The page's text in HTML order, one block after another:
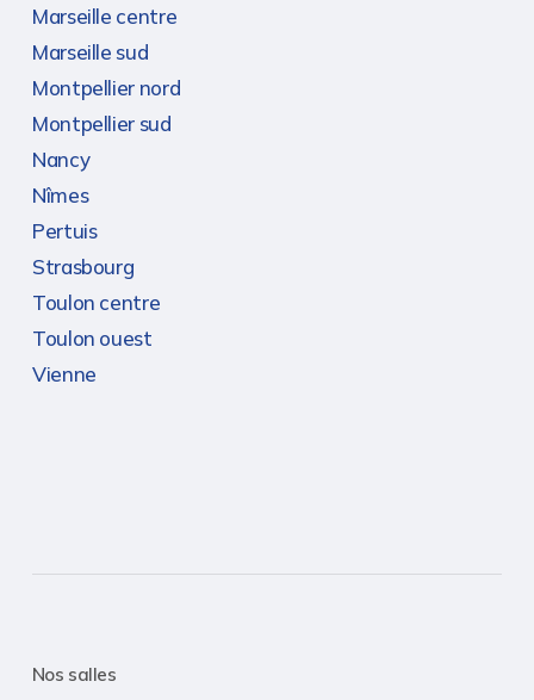
Marseille centre
Marseille sud
Montpellier nord
Montpellier sud
Nancy
Nîmes
Pertuis
Strasbourg
Toulon centre
Toulon ouest
Vienne
Nos salles